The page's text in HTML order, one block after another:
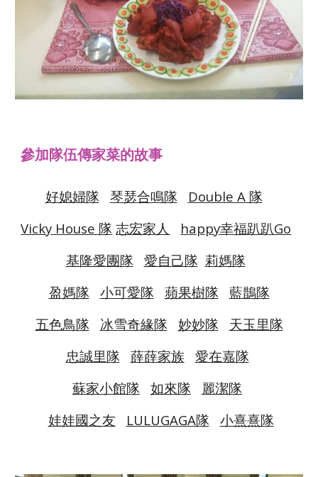
參加隊伍傳家菜的故事
好媳婦隊 琴瑟合鳴隊
Double A 隊
Vicky House 隊 志宏家人
happy幸福趴趴Go
基隆愛團隊
愛自己隊 莉媽隊
盈媽隊
小可愛隊 蘋果樹隊
藍鵲隊
五色鳥隊
冰雪奇緣隊 妙妙隊
天玉里隊
忠誠里隊
薛薛家族
愛在嘉隊
蘇家小館隊
如來隊
麗潔隊
娃娃國之友
LULUGAGA隊 小熹熹隊